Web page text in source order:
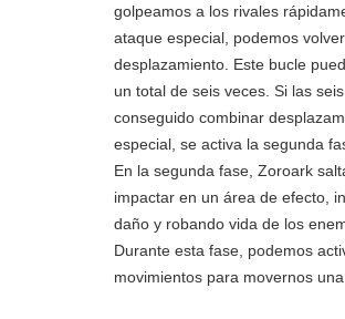
golpeamos a los rivales
ataque especial, podemos
desplazamiento. Este bucle
un total de seis veces. Si las
conseguido combinar
especial, se activa la segunda
En la segunda fase, Zoroark
impactar en un área de efecto,
daño y robando vida de los
Durante esta fase, podemos
movimientos para movernos